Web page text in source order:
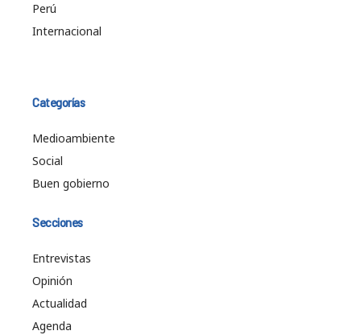
Perú
Internacional
Categorías
Medioambiente
Social
Buen gobierno
Secciones
Entrevistas
Opinión
Actualidad
Agenda